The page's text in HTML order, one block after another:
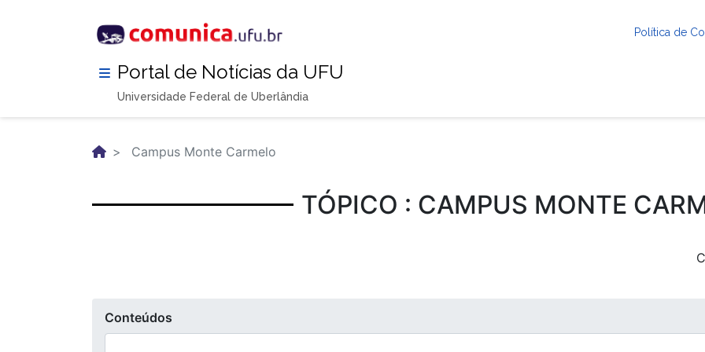
Política de
Portal de Notícias da UFU
Universidade Federal de Uberlândia
Campus Monte Carmelo
TÓPICO : CAMPUS MONTE
Conteúdos